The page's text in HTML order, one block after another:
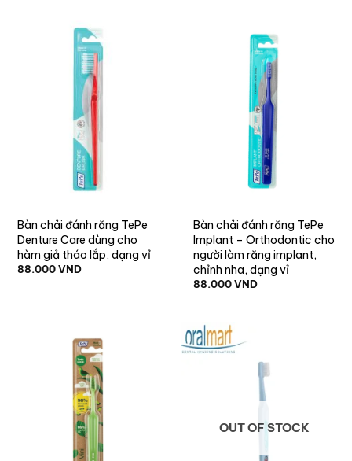
Bàn chải đánh răng TePe
Denture Care dùng cho
hàm giả tháo lắp, dạng vỉ
88.000VND
Bàn chải đánh răng TePe
Implant – Orthodontic cho
người làm răng implant,
chỉnh nha, dạng vỉ
88.000VND
OUT OF STOCK